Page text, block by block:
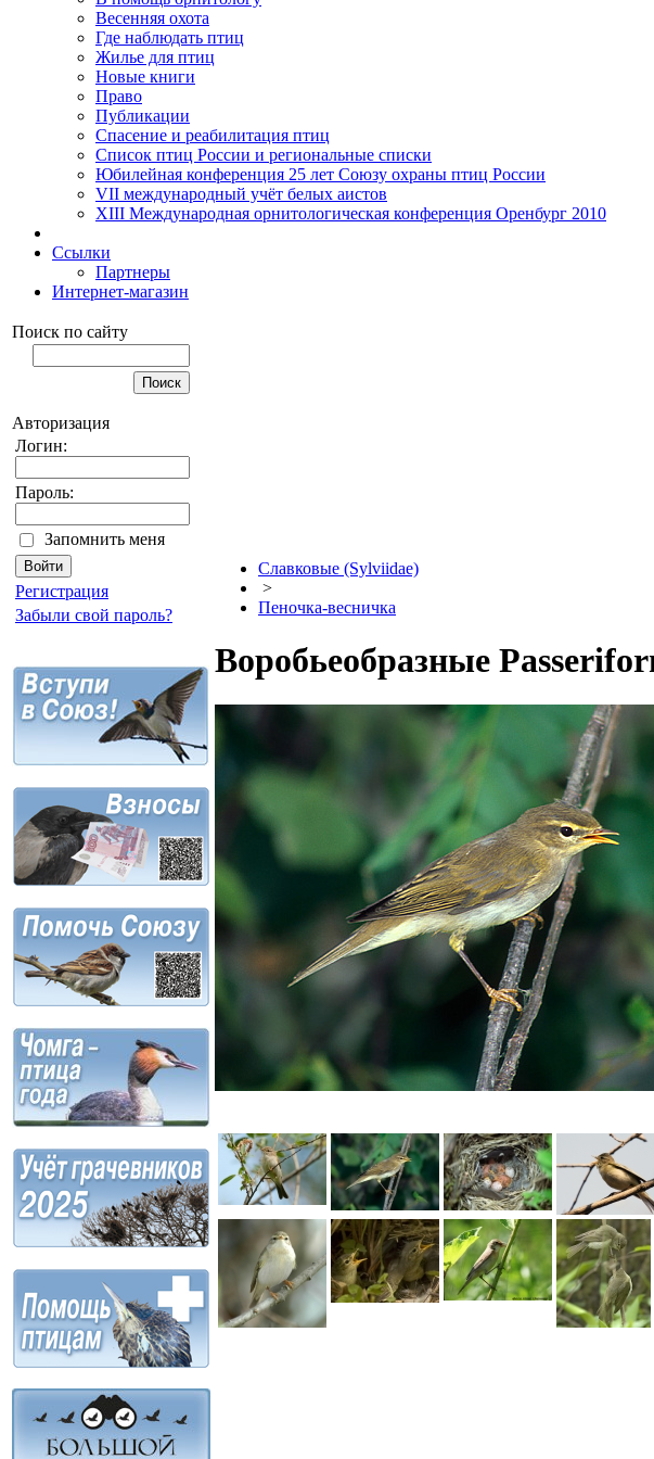
Весенняя охота
Где наблюдать птиц
Жилье для птиц
Новые книги
Право
Публикации
Спасение и реабилитация птиц
Список птиц России и региональные списки
Юбилейная конференция 25 лет Союзу охраны птиц России
VII международный учёт белых аистов
XIII Международная орнитологическая конференция Оренбург 2010
Ссылки
Партнеры
Интернет-магазин
Поиск по сайту
Авторизация
Логин:
Пароль:
Запомнить меня
Регистрация
Забыли свой пароль?
Славковые (Sylviidae)
>
Пеночка-весничка
Воробьеобразные